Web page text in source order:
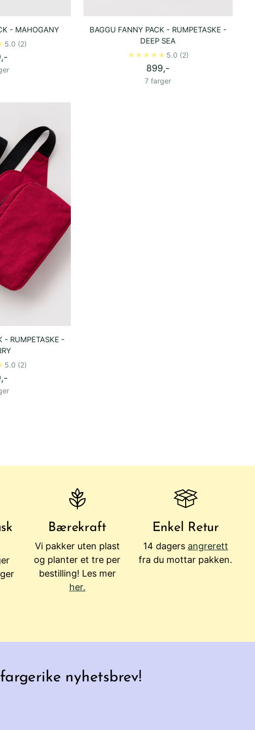
- MAHOGANY
5.0 (2)
BAGGU FANNY PACK - RUMPETASKE -
DEEP SEA
5.0 (2)
899,-
7 farger
- RUMPETASKE -
5.0 (2)
Bærekraft
Vi pakker uten plast
og planter et tre per
bestilling! Les mer
her.
Enkel Retur
14 dagers angrerett
fra du mottar pakken.
nyhetsbrev!